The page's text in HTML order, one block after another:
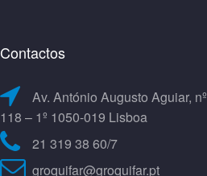
Contactos
Av. António Augusto Aguiar, nº
118 – 1º 1050-019 Lisboa
21 319 38 60/7
groquifar@groquifar.pt